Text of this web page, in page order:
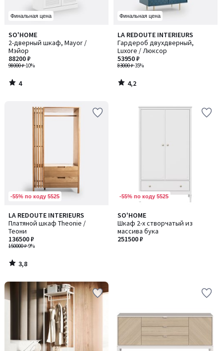
Финальная цена
SO'HOME
2-дверный шкаф, Mayor /
Мэйор
98000 ₽-10%
88200 ₽
4
/
5
4
/
Финальная цена
LA REDOUTE INTERIEURS
Гардероб двухдверный,
Luxore / Люксор
83000 ₽-35%
53950 ₽
4,2
/ 5
4,2
/
-55% по коду 5525
LA REDOUTE INTERIEURS
Платяной шкаф Theonie /
Теони
150000 ₽-9%
136500 ₽
3,8
/ 5
3,8
/
-55% по коду 5525
SO'HOME
Шкаф 2-х створчатый из
массива бука
251500 ₽